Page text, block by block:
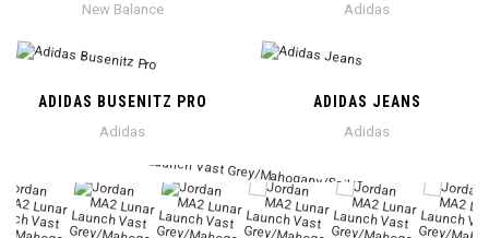
New Balance Adidas
ADIDAS BUSENITZ PRO
Adidas
ADIDAS JEANS
Adidas